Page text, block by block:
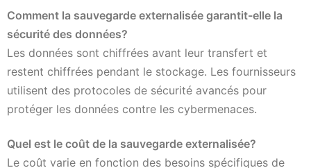
Comment la sauvegarde externalisée garantit-elle la
sécurité des données?
Les données sont chiffrées avant leur transfert et
restent chiffrées pendant le stockage. Les fournisseurs
utilisent des protocoles de sécurité avancés pour
protéger les données contre les cybermenaces.
Quel est le coût de la sauvegarde externalisée?
Le coût varie en fonction des besoins spécifiques de